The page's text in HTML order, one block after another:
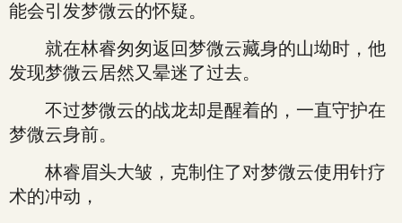
能会引发梦微云的怀疑。
就在林睿匆匆返回梦微云藏身的山坳时，他
发现梦微云居然又晕迷了过去。
不过梦微云的战龙却是醒着的，一直守护在
梦微云身前。
林睿眉头大皱，克制住了对梦微云使用针疗
术的冲动，